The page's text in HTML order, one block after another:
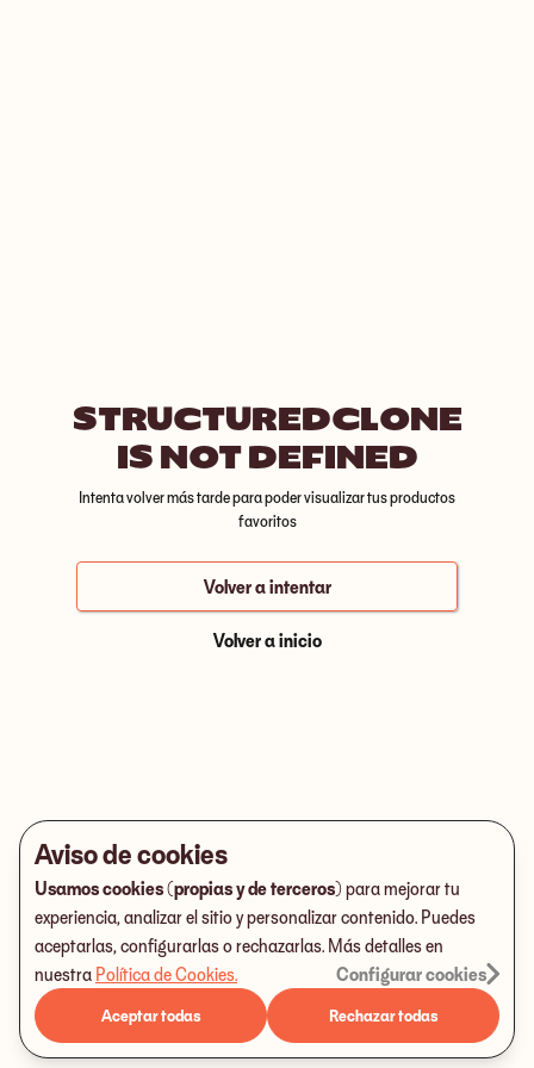
STRUCTUREDCLONE
IS NOT DEFINED
Intenta volver más tarde para poder visualizar tus productos
favoritos
Volver a intentar
Volver a inicio
Aviso de cookies
Usamos cookies (propias y de terceros) para mejorar tu
experiencia, analizar el sitio y personalizar contenido. Puedes
aceptarlas, configurarlas o rechazarlas. Más detalles en
nuestra Política de Cookies. Configurar cookies
Aceptar todas Rechazar todas